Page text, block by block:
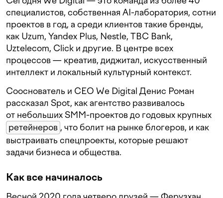
специалистов, собственная AI-лаборатория, сотни
проектов в год, а среди клиентов такие бренды,
как Uzum, Yandex Plus, Nestle, TBC Bank,
Uztelecom, Click и другие. В центре всех
процессов — креатив, диджитал, искусственный
интеллект и локальный культурный контекст.
Сооснователь и CEO We Digital Денис Роман
рассказал Spot, как агентство развивалось
от небольших SMM-проектов до годовых крупных
ретейнеров , что болит на рынке блогеров, и как
выстраивать спецпроекты, которые решают
задачи бизнеса и общества.
Как все начиналось